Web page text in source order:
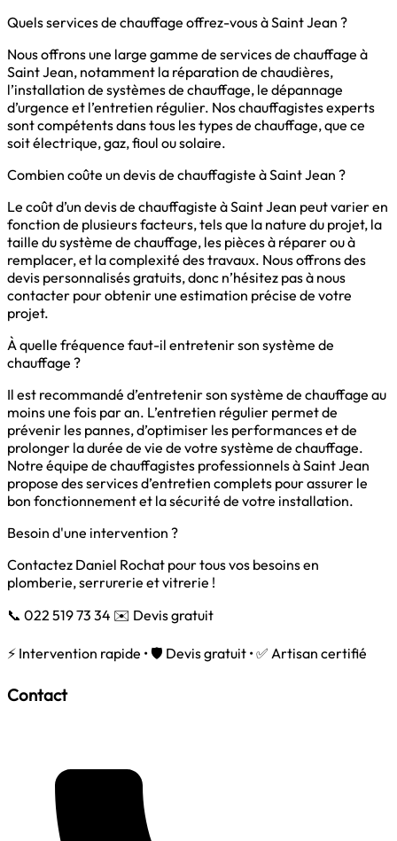
Quels services de chauffage offrez-vous à Saint Jean ?
Nous offrons une large gamme de services de chauffage à
Saint Jean, notamment la réparation de chaudières,
l’installation de systèmes de chauffage, le dépannage
d’urgence et l’entretien régulier. Nos chauffagistes experts
sont compétents dans tous les types de chauffage, que ce
soit électrique, gaz, fioul ou solaire.
Combien coûte un devis de chauffagiste à Saint Jean ?
Le coût d’un devis de chauffagiste à Saint Jean peut varier en
fonction de plusieurs facteurs, tels que la nature du projet, la
taille du système de chauffage, les pièces à réparer ou à
remplacer, et la complexité des travaux. Nous offrons des
devis personnalisés gratuits, donc n’hésitez pas à nous
contacter pour obtenir une estimation précise de votre
projet.
À quelle fréquence faut-il entretenir son système de
chauffage ?
Il est recommandé d’entretenir son système de chauffage au
moins une fois par an. L’entretien régulier permet de
prévenir les pannes, d’optimiser les performances et de
prolonger la durée de vie de votre système de chauffage.
Notre équipe de chauffagistes professionnels à Saint Jean
propose des services d’entretien complets pour assurer le
bon fonctionnement et la sécurité de votre installation.
Besoin d'une intervention ?
Contactez Daniel Rochat pour tous vos besoins en
plomberie, serrurerie et vitrerie !
📞 022 519 73 34 ✉️ Devis gratuit
⚡ Intervention rapide • 🛡️ Devis gratuit • ✅ Artisan certifié
Contact